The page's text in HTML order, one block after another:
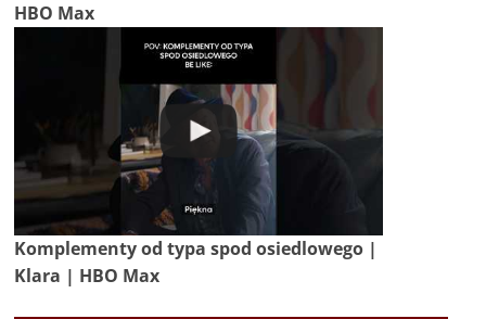
HBO Max
Komplementy od typa spod osiedlowego |
Klara | HBO Max